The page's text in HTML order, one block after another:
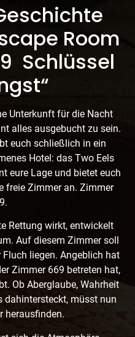
Room
Schlüssel
Unterkunft für die Nacht
alles ausgebucht zu sein.
euch schließlich in ein
Hotel: das Two Eels
eure Lage und bietet euch
freie Zimmer an. Zimmer
Rettung wirkt, entwickelt
Auf diesem Zimmer soll
liegen. Angeblich hat
Zimmer 669 betreten hat,
Ob Aberglaube, Wahrheit
dahintersteckt, müsst nun
herausfinden.